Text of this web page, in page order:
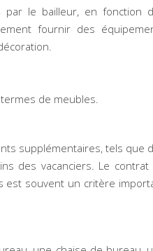
par le bailleur, en fonction
fournir des
de meubles.
supplémentaires, tels que
des vacanciers. Le contrat
est souvent un critère